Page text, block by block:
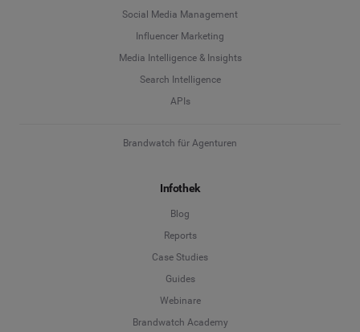
Social Listening & Consumer Insights
Influencer Marketing
Social Media Management
Influencer Marketing
Media Intelligence & Insights
Search Intelligence
APIs
Brandwatch für Agenturen
Infothek
Blog
Reports
Case Studies
Guides
Webinare
Brandwatch Academy